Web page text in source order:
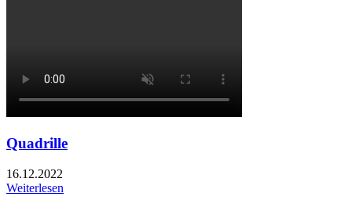
Quadrille
16.12.2022
Weiterlesen